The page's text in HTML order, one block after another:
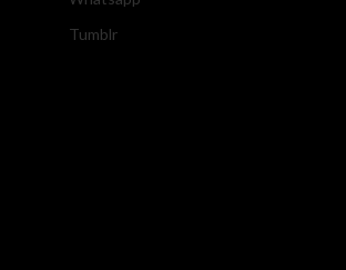
Tumblr